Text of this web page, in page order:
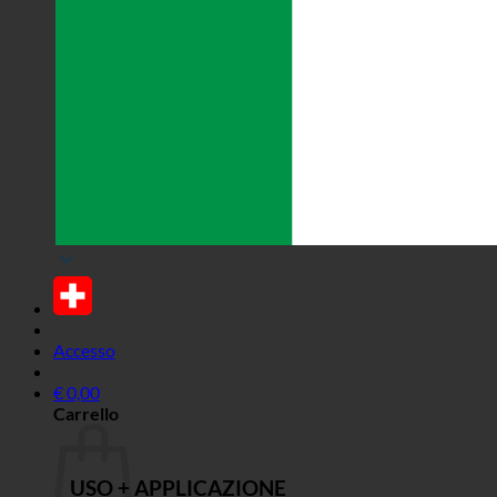
Accesso
€0,00
Carrello
USO + APPLICAZIONE